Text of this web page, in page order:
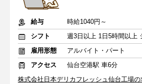
給与
時給1040円～
シフト
雇用形態
アルバイト・パート
アクセス
仙台空港駅 車6分
株式会社日本デリカフレッシュ仙台工場